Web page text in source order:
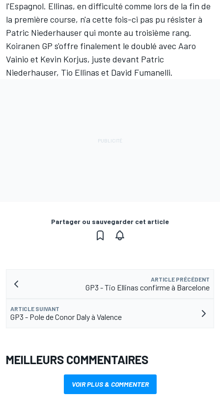
l'Espagnol. Ellinas, en difficulté comme lors de la fin de
la première course, n'a cette fois-ci pas pu résister à
Patric Niederhauser qui monte au troisième rang.
Koiranen GP s'offre finalement le doublé avec Aaro
Vainio et Kevin Korjus, juste devant Patric
Niederhauser, Tio Ellinas et David Fumanelli.
Partager ou sauvegarder cet article
ARTICLE PRÉCÉDENT
GP3 - Tio Ellinas confirme à Barcelone
ARTICLE SUIVANT
GP3 - Pole de Conor Daly à Valence
MEILLEURS COMMENTAIRES
VOIR PLUS & COMMENTER